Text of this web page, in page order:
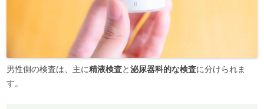
男性側の検査は、主に精液検査と泌尿器科的な検査に分けられま
す。